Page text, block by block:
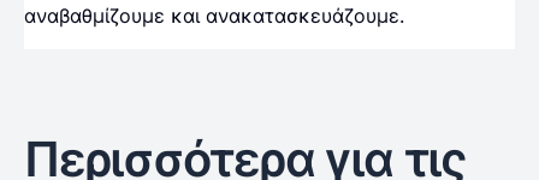
αναβαθμίζουμε και ανακατασκευάζουμε.
Περισσότερα για τις